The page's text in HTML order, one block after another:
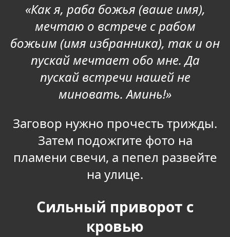
«Как я, раба божья (ваше имя),
мечтаю о встрече с рабом
божьим (имя избранника), так и он
пускай мечтает обо мне. Да
пускай встречи нашей не
миновать. Аминь!»
Заговор нужно прочесть трижды.
Затем подожгите фото на
пламени свечи, а пепел развейте
на улице.
Сильный приворот с
кровью